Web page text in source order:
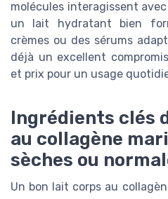
molécules interagissent
un lait hydratant bien
crèmes ou des sérums
déjà un excellent
et prix pour un usage
Ingrédients clés
au collagène
sèches ou
Un bon lait corps au